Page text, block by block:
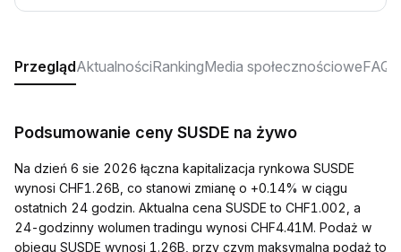
PrzeglądAktualnościRankingMedia społecznościoweFAQ
Podsumowanie ceny SUSDE na żywo
Na dzień 6 sie 2026 łączna kapitalizacja rynkowa SUSDE
wynosi CHF1.26B, co stanowi zmianę o +0.14% w ciągu
ostatnich 24 godzin. Aktualna cena SUSDE to CHF1.002, a
24-godzinny wolumen tradingu wynosi CHF4.41M. Podaż w
obiegu SUSDE wynosi 1.26B, przy czym maksymalna podaż to